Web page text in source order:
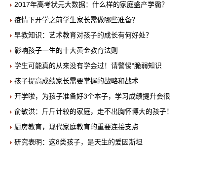
2017年高考状元大数据：什么样的家庭盛产学霸？
疫情下开学之前学生家长需做哪些准备？
早教知识：艺术教育对孩子的成长有何好处？
影响孩子一生的十大黄金教育法则
学生可能真的从来没有学会过！请警惕“脆弱知识
孩子提高成绩家长需要掌握的战略和战术
开学啦，为孩子准备好3个本子，学习成绩提升会很
俞敏洪：斤斤计较的家庭，走不出胸怀博大的孩子！
厨房教育，现代家庭教育的重要连接支点
研究表明：这8类孩子，是天生的爱因斯坦